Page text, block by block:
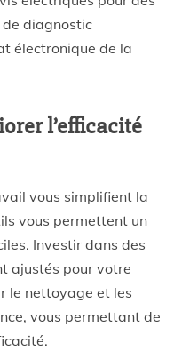
diagnostic
électronique de la
l’efficacité
vous simplifient la
vous permettent un
Investir dans des
ajustés pour votre
le nettoyage et les
vous permettant de